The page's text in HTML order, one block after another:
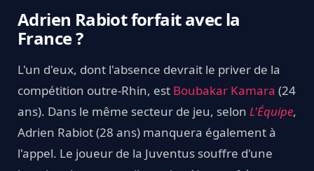
Adrien Rabiot forfait avec la
France ?
L'un d'eux, dont l'absence devrait le priver de la
compétition outre-Rhin, est Boubakar Kamara (24
ans). Dans le même secteur de jeu, selon L'Équipe,
Adrien Rabiot (28 ans) manquera également à
l'appel. Le joueur de la Juventus souffre d'une